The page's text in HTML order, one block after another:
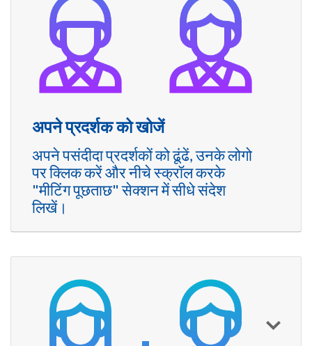
अपने प्रदर्शक को खोजें
अपने पसंदीदा प्रदर्शकों को ढूंढें, उनके लोगो
पर क्लिक करें और नीचे स्क्रॉल करके
"मीटिंग पूछताछ" सेक्शन में सीधे संदेश
लिखें।